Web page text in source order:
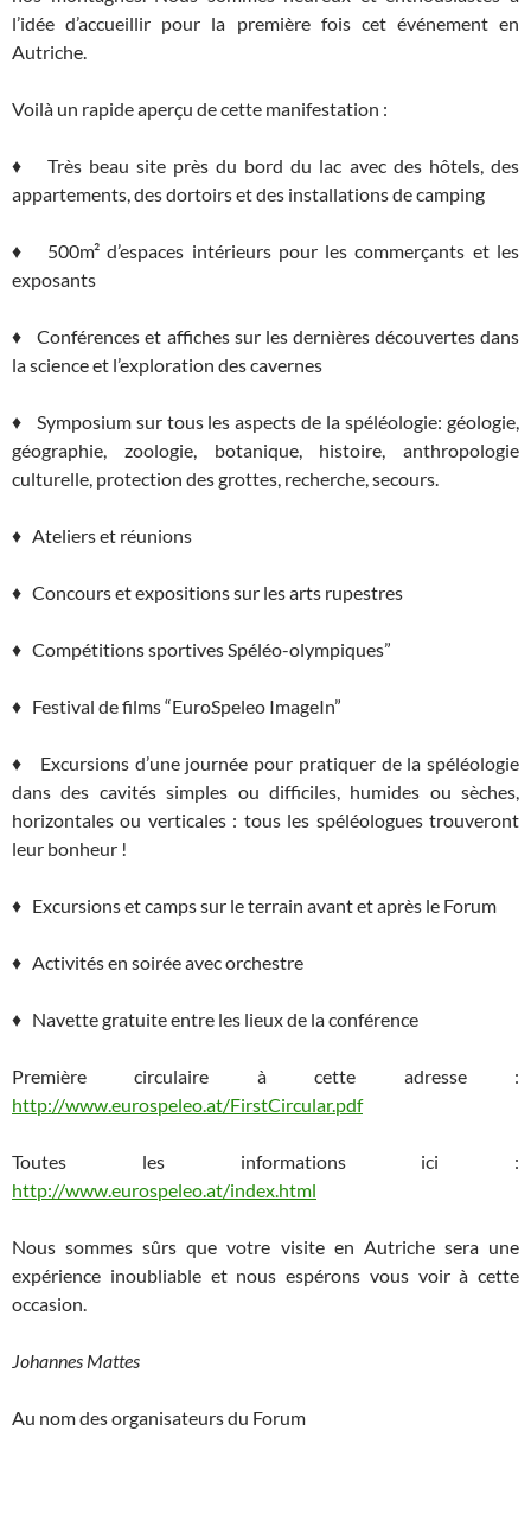
l’idée d’accueillir pour la première fois cet événement en
Autriche.
Voilà un rapide aperçu de cette manifestation :
♦ Très beau site près du bord du lac avec des hôtels, des
appartements, des dortoirs et des installations de camping
♦ 500m² d’espaces intérieurs pour les commerçants et les
exposants
♦ Conférences et affiches sur les dernières découvertes dans
la science et l’exploration des cavernes
♦ Symposium sur tous les aspects de la spéléologie: géologie,
géographie, zoologie, botanique, histoire, anthropologie
culturelle, protection des grottes, recherche, secours.
♦ Ateliers et réunions
♦ Concours et expositions sur les arts rupestres
♦ Compétitions sportives Spéléo-olympiques”
♦ Festival de films “EuroSpeleo ImageIn”
♦ Excursions d’une journée pour pratiquer de la spéléologie
dans des cavités simples ou difficiles, humides ou sèches,
horizontales ou verticales : tous les spéléologues trouveront
leur bonheur !
♦ Excursions et camps sur le terrain avant et après le Forum
♦ Activités en soirée avec orchestre
♦ Navette gratuite entre les lieux de la conférence
Première circulaire à cette adresse :
http://www.eurospeleo.at/FirstCircular.pdf
Toutes les informations ici :
http://www.eurospeleo.at/index.html
Nous sommes sûrs que votre visite en Autriche sera une
expérience inoubliable et nous espérons vous voir à cette
occasion.
Johannes Mattes
Au nom des organisateurs du Forum